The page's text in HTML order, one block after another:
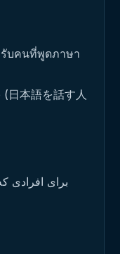
รับคนที่พูดภาษา
本語を話す人